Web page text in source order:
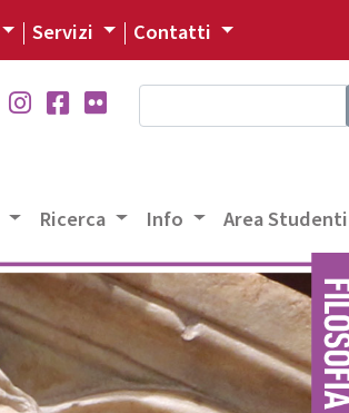
Servizi Contatti
Ricerca Info Area Studenti